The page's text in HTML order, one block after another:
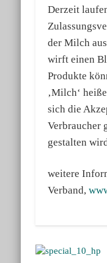
Derzeit
der Milch
wirft einen
Produkte
‚Milch‘
sich die
Verbraucher
gestalten
weitere
Verband,